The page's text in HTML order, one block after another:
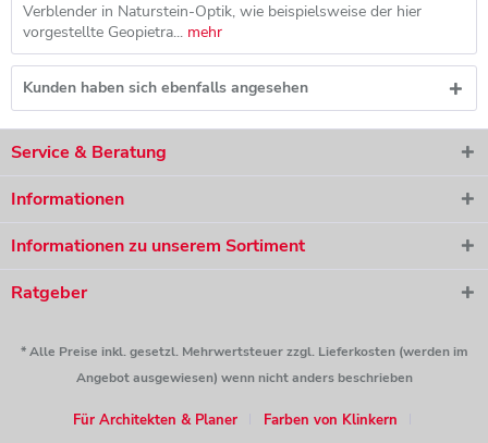
Verblender in Naturstein-Optik, wie beispielsweise der hier
vorgestellte Geopietra... mehr
Kunden haben sich ebenfalls angesehen
Service & Beratung
Informationen
Informationen zu unserem Sortiment
Ratgeber
* Alle Preise inkl. gesetzl. Mehrwertsteuer zzgl. Lieferkosten (werden im
Angebot ausgewiesen) wenn nicht anders beschrieben
Für Architekten & Planer Farben von Klinkern